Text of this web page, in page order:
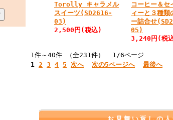
Torolly キャラメル
スイーツ(SD2616-
03)
2,500円 (税込)
コーヒー＆セ
ィーと３種類
ー詰合せ
05)
3,240円 (税
1件～40件 （全231件） 1/6ページ
1 2 3 4 5 次へ 次の5ページへ 最後へ